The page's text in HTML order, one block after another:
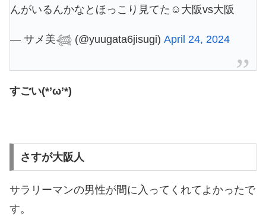
んがいるんかなとほっこり見てた☺️大阪vs大阪
— サメ美𓆉 (@yuugata6jisugi) April 24, 2024
すごい(*’ω’*)
さすが大阪人
サラリーマンの男性が間に入ってくれてよかったで
す。